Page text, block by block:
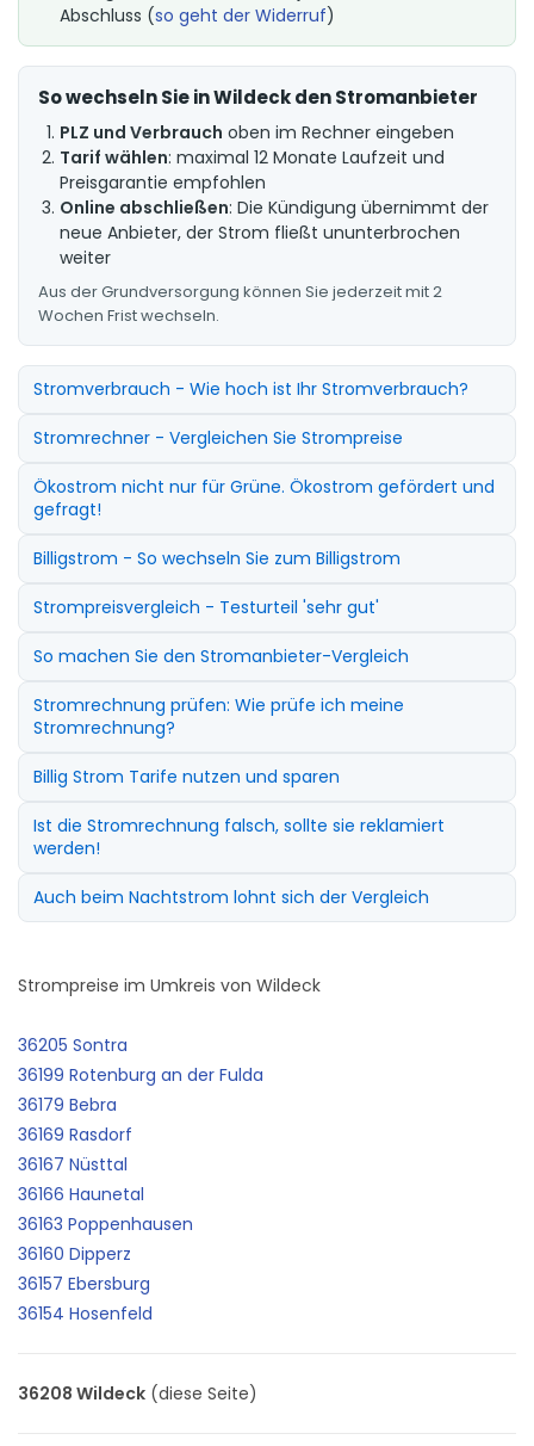
Abschluss (so geht der Widerruf)
So wechseln Sie in Wildeck den Stromanbieter
PLZ und Verbrauch oben im Rechner eingeben
Tarif wählen: maximal 12 Monate Laufzeit und
Preisgarantie empfohlen
Online abschließen: Die Kündigung übernimmt der
neue Anbieter, der Strom fließt ununterbrochen
weiter
Aus der Grundversorgung können Sie jederzeit mit 2
Wochen Frist wechseln.
Stromverbrauch - Wie hoch ist Ihr Stromverbrauch?
Stromrechner - Vergleichen Sie Strompreise
Ökostrom nicht nur für Grüne. Ökostrom gefördert und
gefragt!
Billigstrom - So wechseln Sie zum Billigstrom
Strompreisvergleich - Testurteil 'sehr gut'
So machen Sie den Stromanbieter-Vergleich
Stromrechnung prüfen: Wie prüfe ich meine
Stromrechnung?
Billig Strom Tarife nutzen und sparen
Ist die Stromrechnung falsch, sollte sie reklamiert
werden!
Auch beim Nachtstrom lohnt sich der Vergleich
Strompreise im Umkreis von Wildeck
36205 Sontra
36199 Rotenburg an der Fulda
36179 Bebra
36169 Rasdorf
36167 Nüsttal
36166 Haunetal
36163 Poppenhausen
36160 Dipperz
36157 Ebersburg
36154 Hosenfeld
36208 Wildeck (diese Seite)